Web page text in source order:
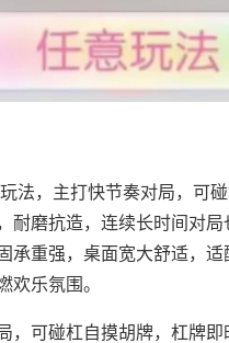
法，主打快节奏对局，可
耐磨抗造，连续长时间对局
承重强，桌面宽大舒适，适
乐氛围。
，可碰杠自摸胡牌，杠牌即